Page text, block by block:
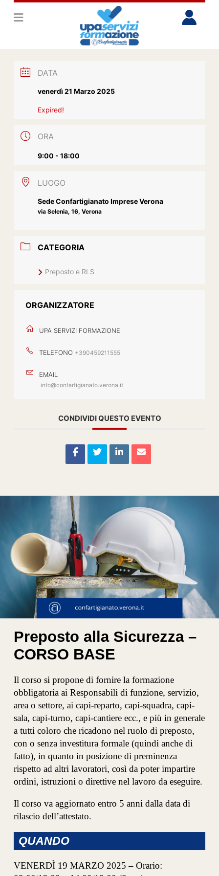
DATA
venerdì 21 Marzo 2025
Expired!
ORA
9:00 - 18:00
LUOGO
Sede Confartigianato Imprese Verona
via Selenia, 16, Verona
CATEGORIA
Preposto e RLS
ORGANIZZATORE
UPA SERVIZI FORMAZIONE
TELEFONO +390459211555
EMAIL
info@confartigianato.verona.it
CONDIVIDI QUESTO EVENTO
Preposto alla Sicurezza –
CORSO BASE
Il corso si propone di fornire la formazione
obbligatoria ai Responsabili di funzione, servizio,
area o settore, ai capi-reparto, capi-squadra, capi-
sala, capi-turno, capi-cantiere ecc., e più in generale
a tutti coloro che ricadono nel ruolo di preposto,
con o senza investitura formale (quindi anche di
fatto), in quanto in posizione di preminenza
rispetto ad altri lavoratori, così da poter impartire
ordini, istruzioni o direttive nel lavoro da eseguire.
Il corso va aggiornato entro 5 anni dalla data di
rilascio dell’attestato.
QUANDO
VENERDÌ 19 MARZO 2025 – Orario: